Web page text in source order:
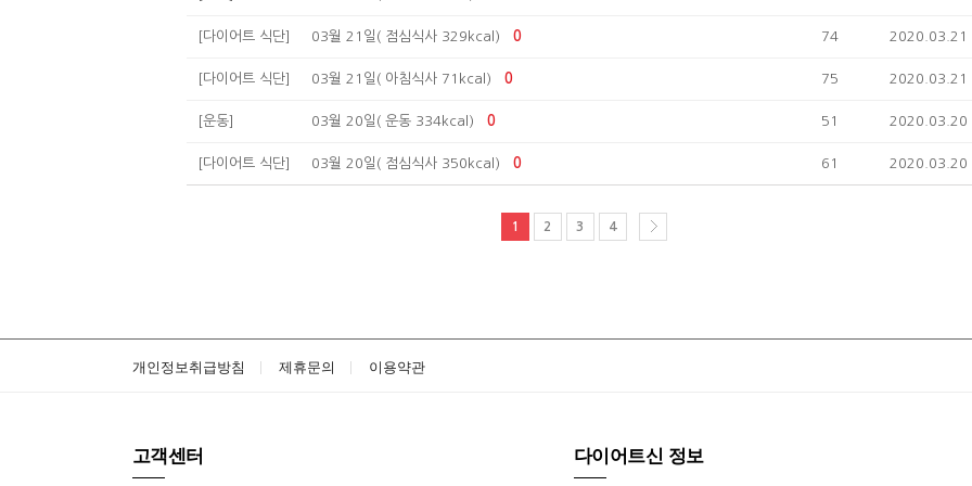
[다이어트 식단] 03월 21일( 점심식사 329kcal) 0 74 2020.03.21
[다이어트 식단] 03월 21일( 아침식사 71kcal) 0 75 2020.03.21
[운동] 03월 20일( 운동 334kcal) 0 51 2020.03.20
[다이어트 식단] 03월 20일( 점심식사 350kcal) 0 61 2020.03.20
1 2 3 4
개인정보취급방침 제휴문의 이용약관
고객센터 다이어트신 정보